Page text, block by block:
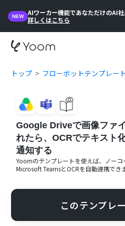
NEW
AIワーカー機能であなただけのAI社
詳しくはこちら
トップ フローボットテンプレート
Google Driveで画像ファ
れたら、OCRでテキスト
通知する
Yoomのテンプレートを使えば、ノー
Microsoft TeamsとOCRを自動連携でき
このテンプレ